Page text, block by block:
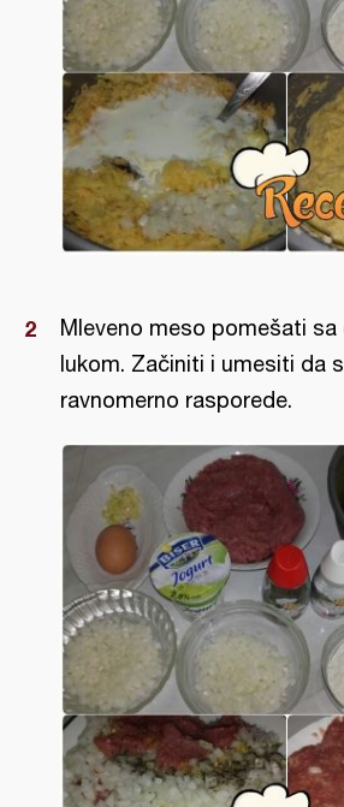
Mleveno meso pomešati sa
lukom. Začiniti i umesiti da
ravnomerno rasporede.